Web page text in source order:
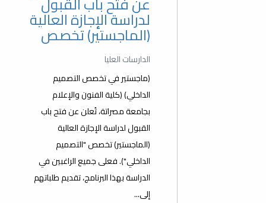
لدراسة الإجازة العالية
(الماجستير) تخصص
الدارسات العليا
(ماجستير في تخصص التصميم
الداخلي) (كلية الفنون والإعلام
بجامعة مصراتة، تُعلن عن فتح باب
القبول لدراسة الإجازة العالية
(الماجستير) تخصص "التصميم
الداخلي"). فعلى جميع الراغبين في
الدراسة بهذا البرنامج، تقديم طلباتهم
إلى...